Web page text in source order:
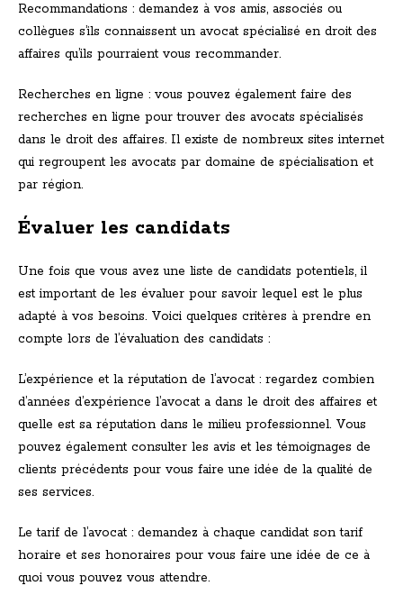
Recommandations : demandez à vos amis, associés ou
collègues s’ils connaissent un avocat spécialisé en droit des
affaires qu’ils pourraient vous recommander.
Recherches en ligne : vous pouvez également faire des
recherches en ligne pour trouver des avocats spécialisés
dans le droit des affaires. Il existe de nombreux sites internet
qui regroupent les avocats par domaine de spécialisation et
par région.
Évaluer les candidats
Une fois que vous avez une liste de candidats potentiels, il
est important de les évaluer pour savoir lequel est le plus
adapté à vos besoins. Voici quelques critères à prendre en
compte lors de l’évaluation des candidats :
L’expérience et la réputation de l’avocat : regardez combien
d’années d’expérience l’avocat a dans le droit des affaires et
quelle est sa réputation dans le milieu professionnel. Vous
pouvez également consulter les avis et les témoignages de
clients précédents pour vous faire une idée de la qualité de
ses services.
Le tarif de l’avocat : demandez à chaque candidat son tarif
horaire et ses honoraires pour vous faire une idée de ce à
quoi vous pouvez vous attendre.